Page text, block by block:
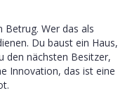
Betrug. Wer das als
Du baust ein Haus,
den nächsten Besitzer,
Innovation, das ist eine